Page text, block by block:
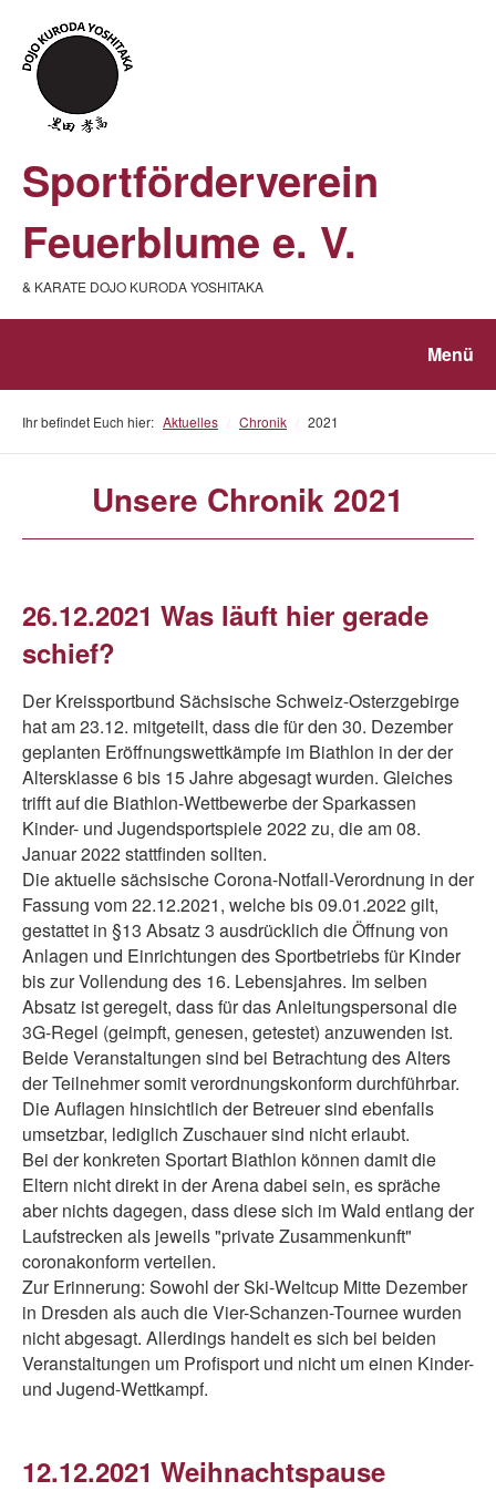
Sportförderverein
Feuerblume e. V.
& KARATE DOJO KURODA YOSHITAKA
Menü
Ihr befindet Euch hier: Aktuelles Chronik 2021
Unsere Chronik 2021
26.12.2021 Was läuft hier gerade
schief?
Der Kreissportbund Sächsische Schweiz-Osterzgebirge
hat am 23.12. mitgeteilt, dass die für den 30. Dezember
geplanten Eröffnungswettkämpfe im Biathlon in der der
Altersklasse 6 bis 15 Jahre abgesagt wurden. Gleiches
trifft auf die Biathlon-Wettbewerbe der Sparkassen
Kinder- und Jugendsportspiele 2022 zu, die am 08.
Januar 2022 stattfinden sollten.
Die aktuelle sächsische Corona-Notfall-Verordnung in der
Fassung vom 22.12.2021, welche bis 09.01.2022 gilt,
gestattet in §13 Absatz 3 ausdrücklich die Öffnung von
Anlagen und Einrichtungen des Sportbetriebs für Kinder
bis zur Vollendung des 16. Lebensjahres. Im selben
Absatz ist geregelt, dass für das Anleitungspersonal die
3G-Regel (geimpft, genesen, getestet) anzuwenden ist.
Beide Veranstaltungen sind bei Betrachtung des Alters
der Teilnehmer somit verordnungskonform durchführbar.
Die Auflagen hinsichtlich der Betreuer sind ebenfalls
umsetzbar, lediglich Zuschauer sind nicht erlaubt.
Bei der konkreten Sportart Biathlon können damit die
Eltern nicht direkt in der Arena dabei sein, es spräche
aber nichts dagegen, dass diese sich im Wald entlang der
Laufstrecken als jeweils "private Zusammenkunft"
coronakonform verteilen.
Zur Erinnerung: Sowohl der Ski-Weltcup Mitte Dezember
in Dresden als auch die Vier-Schanzen-Tournee wurden
nicht abgesagt. Allerdings handelt es sich bei beiden
Veranstaltungen um Profisport und nicht um einen Kinder-
und Jugend-Wettkampf.
12.12.2021 Weihnachtspause